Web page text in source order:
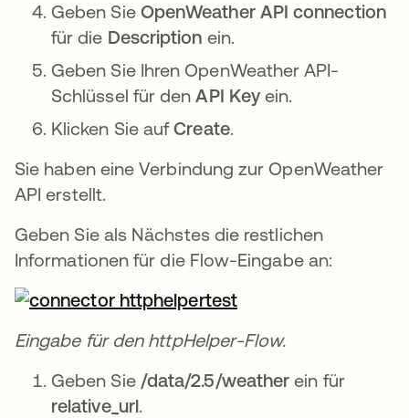
Geben Sie OpenWeather API connection
für die Description ein.
Geben Sie Ihren OpenWeather API-
Schlüssel für denAPI Key ein.
Klicken Sie aufCreate.
Sie haben eine Verbindung zur OpenWeather
API erstellt.
Geben Sie als Nächstes die restlichen
Informationen für die Flow-Eingabe an:
Eingabe für den httpHelper-Flow.
Geben Sie /data/2.5/weather ein für
relative_url.